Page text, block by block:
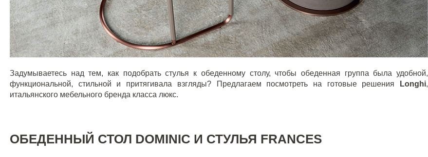
Задумываетесь над тем, как подобрать стулья к обеденному столу, чтобы обеденная группа была удобной,
функциональной, стильной и притягивала взгляды? Предлагаем посмотреть на готовые решения
Longhi,
итальянского мебельного бренда класса люкс.
ОБЕДЕННЫЙ СТОЛ DOMINIC И СТУЛЬЯ FRANCES